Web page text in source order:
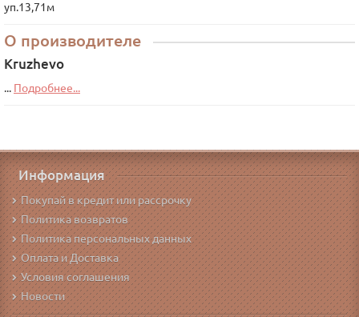
уп.13,71м
О производителе
Kruzhevo
... Подробнее...
Информация
Покупай в кредит или рассрочку
Политика возвратов
Политика персональных данных
Оплата и Доставка
Условия соглашения
Новости